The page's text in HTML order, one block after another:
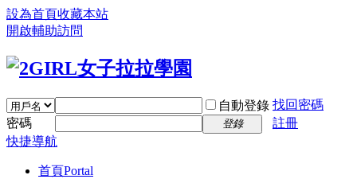
設為首頁收藏本站
開啟輔助訪問
自動登錄 找回密碼
密碼
登錄
註冊
快捷導航
首頁Portal